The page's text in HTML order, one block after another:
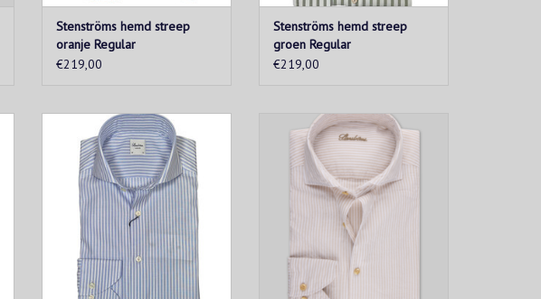
Stenströms hemd streep
oranje Regular
€219,00
Stenströms hemd streep
groen Regular
€219,00
Elegant blauw-wit gestreept hemd
met moderne pasvorm,
hoogwaardige katoenkwaliteit en
verfijnde afwerking. Perfect voor
zowel zakelijke als casual
gelegenheden. Comfortabel,
stijlvol en tijdloos.
Elegant herenoverhemd in licht
beige met subtiel streeppatroon.
Gemaakt van 100% katoen met
cut-away kraag en lange mouwen
voor een klassieke, verzorgde look
– ideaal voor werk of vrije tijd.
Tijdloze stijl en hoogwaardige
kwaliteit.
TOEVOEGEN AAN WINKELWAGEN